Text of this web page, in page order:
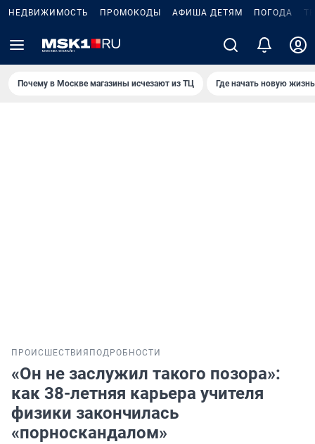
НЕДВИЖИМОСТЬ ПРОМОКОДЫ АФИША ДЕТЯМ ПОГОДА
Почему в Москве магазины исчезают из ТЦ Где начать новую
ПРОИСШЕСТВИЯ ПОДРОБНОСТИ
«Он не заслужил такого позора»:
как 38-летняя карьера учителя
физики закончилась
«порноскандалом»